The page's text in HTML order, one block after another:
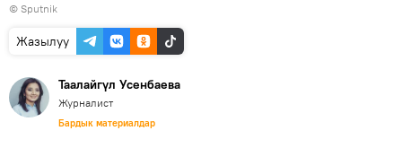
© Sputnik
Жазылуу
Таалайгүл Усенбаева
Журналист
Бардык материалдар